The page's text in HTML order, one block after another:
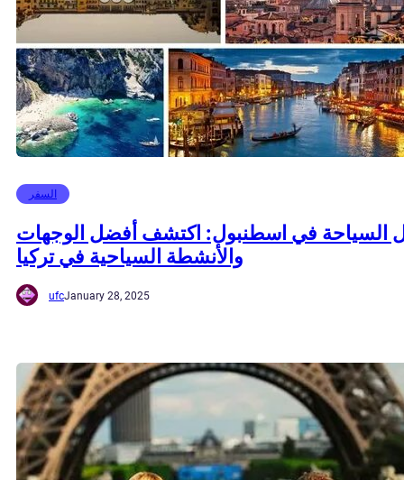
السفر
السياحة في اسطنبول: اكتشف أفضل الوجهات
والأنشطة السياحية في تركيا
ufcJanuary 28, 2025